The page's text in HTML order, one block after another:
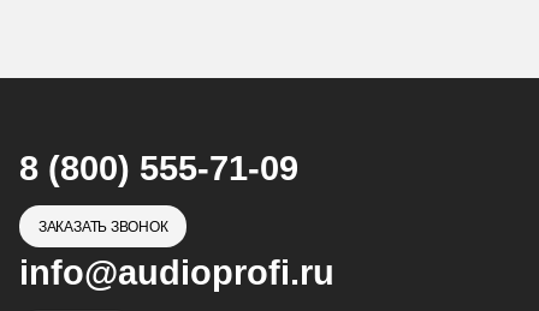
8 (800) 555-71-09
ЗАКАЗАТЬ ЗВОНОК
info@audioprofi.ru